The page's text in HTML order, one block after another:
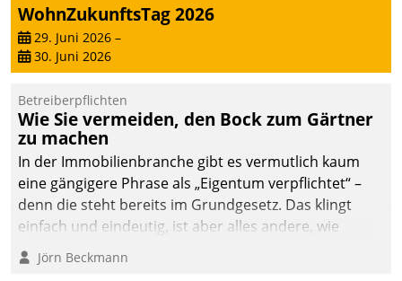
WohnZukunftsTag 2026
29. Juni 2026 –
30. Juni 2026
Betreiberpflichten
Wie Sie vermeiden, den Bock zum Gärtner
zu machen
In der Immobilienbranche gibt es vermutlich kaum
eine gängigere Phrase als „Eigentum verpflichtet“ –
denn die steht bereits im Grundgesetz. Das klingt
einfach und eindeutig, ist aber alles andere, wie
Branchenbeschäftigte wissen. Denn mit der
Verantwortung folgen Verpflichtungen.
Jörn Beckmann